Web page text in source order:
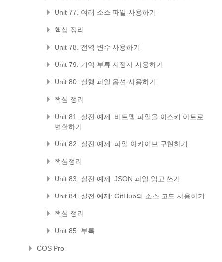
Unit 77. 여러 소스 파일 사용하기
핵심 정리
Unit 78. 전역 변수 사용하기
Unit 79. 기억 부류 지정자 사용하기
Unit 80. 실행 파일 옵션 사용하기
핵심 정리
Unit 81. 실전 예제: 비트맵 파일을 아스키 아트로
변환하기
Unit 82. 실전 예제: 파일 아카이브 구현하기
핵심정리
Unit 83. 실전 예제: JSON 파일 읽고 쓰기
Unit 84. 실전 예제: GitHub의 소스 코드 사용하기
핵심 정리
Unit 85. 부록
COS Pro